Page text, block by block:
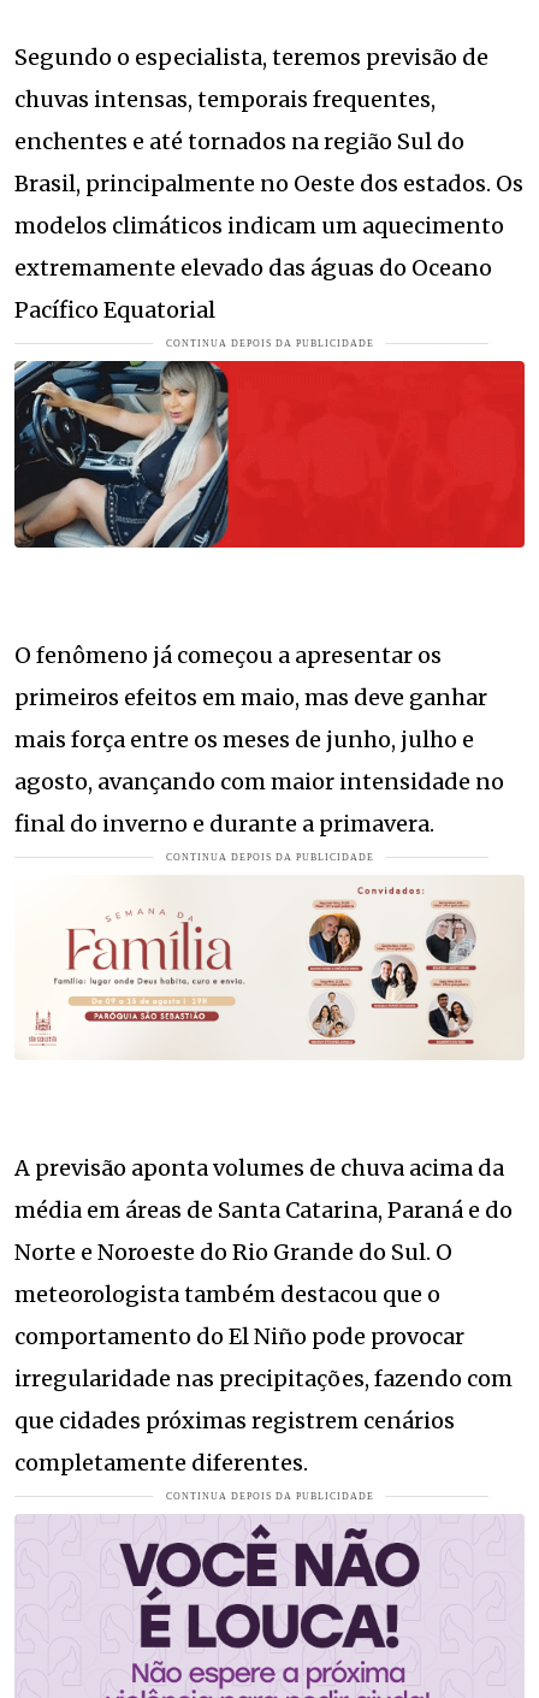
Segundo o especialista, teremos previsão de
chuvas intensas, temporais frequentes,
enchentes e até tornados na região Sul do
Brasil, principalmente no Oeste dos estados. Os
modelos climáticos indicam um aquecimento
extremamente elevado das águas do Oceano
Pacífico Equatorial
O fenômeno já começou a apresentar os
primeiros efeitos em maio, mas deve ganhar
mais força entre os meses de junho, julho e
agosto, avançando com maior intensidade no
final do inverno e durante a primavera.
A previsão aponta volumes de chuva acima da
média em áreas de Santa Catarina, Paraná e do
Norte e Noroeste do Rio Grande do Sul. O
meteorologista também destacou que o
comportamento do El Niño pode provocar
irregularidade nas precipitações, fazendo com
que cidades próximas registrem cenários
completamente diferentes.